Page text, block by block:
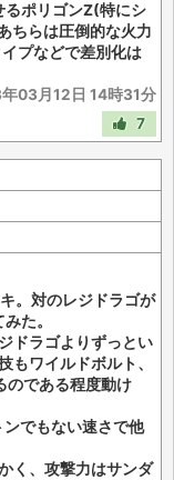
るポリゴンZ(特にシ
ちらは圧倒的な火力
プなどで差別化は
03月12日 14時31分
7
。対のレジドラゴが
た。
ドラゴよりずっとい
もワイルドボルト、
のである程度動け
でもない速さで他
く、攻撃力はサンダ